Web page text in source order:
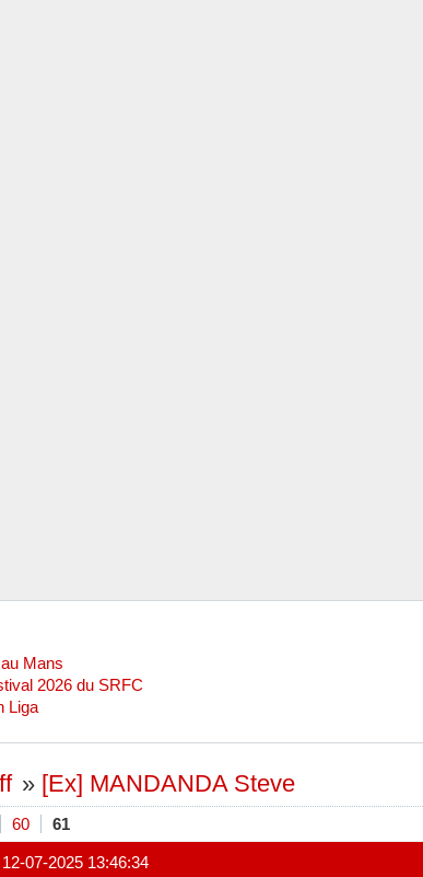
Mans
2026 du SRFC
Liga
» [Ex] MANDANDA Steve
60 61
12-07-2025 13:46:34